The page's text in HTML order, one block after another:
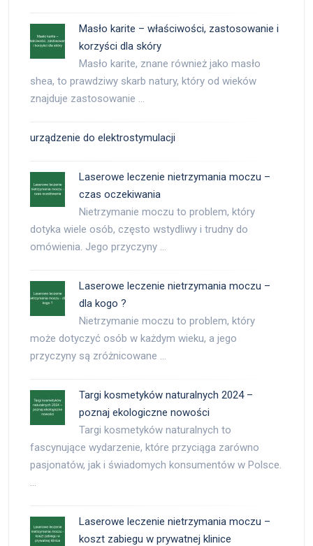
Masło karite – właściwości, zastosowanie i
korzyści dla skóry
Masło karite, znane również jako masło
shea, to prawdziwy skarb natury, który od wieków
znajduje zastosowanie …
urządzenie do elektrostymulacji
Laserowe leczenie nietrzymania moczu –
czas oczekiwania
Nietrzymanie moczu to problem, który
dotyka wiele osób, często wstydliwy i trudny do
omówienia. Jego przyczyny …
Laserowe leczenie nietrzymania moczu –
dla kogo ?
Nietrzymanie moczu to problem, który
może dotyczyć osób w każdym wieku, a jego
przyczyny są zróżnicowane …
Targi kosmetyków naturalnych 2024 –
poznaj ekologiczne nowości
Targi kosmetyków naturalnych to
fascynujące wydarzenie, które przyciąga zarówno
pasjonatów, jak i świadomych konsumentów w Polsce.
…
Laserowe leczenie nietrzymania moczu –
koszt zabiegu w prywatnej klinice